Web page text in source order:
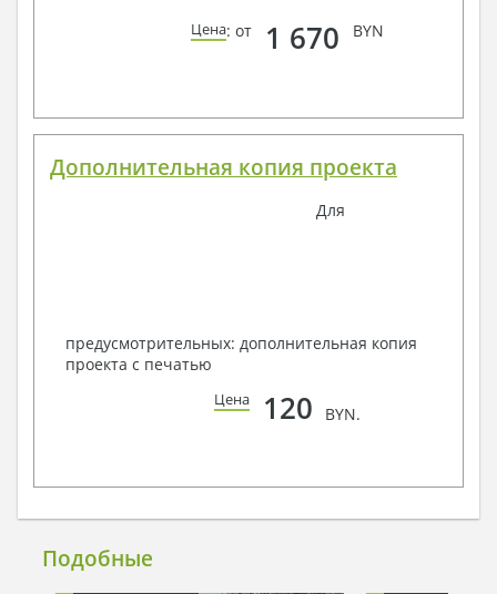
Цена: от 1 670 BYN
Дополнительная копия проекта
Для
предусмотрительных: дополнительная копия
проекта с печатью
Цена 120 BYN.
Подобные